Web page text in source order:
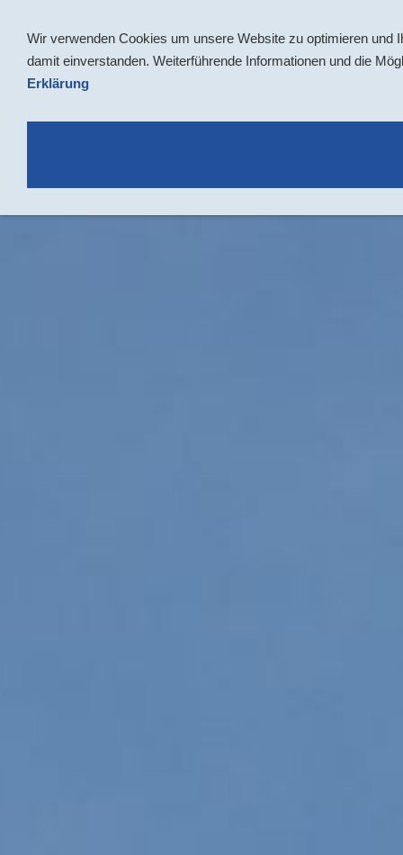
Wir verwenden Cookies um unsere Website zu optimieren
damit einverstanden. Weiterführende Informationen und die
Erklärung